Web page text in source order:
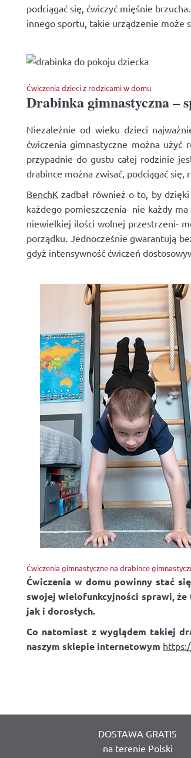
podciągać się, ćwiczyć mięśnie
innego sportu, takie urządzenie może
Ćwiczenia dzieci z rodzicami w domu
Drabinka gimnastyczna –
Niezależnie od wieku dzieci
ćwiczenia gimnastyczne można użyć
przypadnie do gustu całej rodzinie
drabince można zwisać, podciągać
BenchK zadbał również o to, by
każdego pomieszczenia- nie każdy
niewielkiej ilości wolnej przestrzeni-
porządku. Jednocześnie gwarantują
gdyż intensywność ćwiczeń
Ćwiczenia gimnastyczne na drabince
Ćwiczenia w domu powinny stać
swojej wielofunkcyjności sprawi,
jak i dorosłych.
Co natomiast z wyglądem takiej
naszym sklepie internetowym
DOSTAWA GRATIS
na terenie Polski